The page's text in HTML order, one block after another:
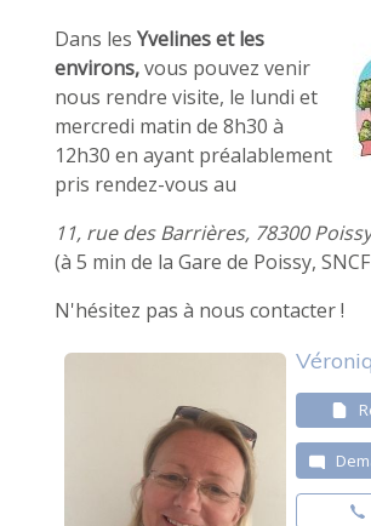
Dans les Yvelines et les
environs,vous pouvez venir
nous rendre visite, le lundi et
mercredi matin de 8h30 à
12h30 en ayant préalablement
pris rendez-vous au
11, rue des Barrières, 78300 Poissy
(à 5 min de la Gare de Poissy, SNCF
N'hésitez pas à nous contacter !